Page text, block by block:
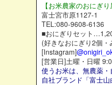
【お米農家のおにぎ
富士宮市原1127-1
TEL:080-9608-6136
■おにぎりセット
(好きなおにぎり2個
[Instagram]
[営業日]土曜・日曜
使うお米は、無農薬
自社ブランド「富士山